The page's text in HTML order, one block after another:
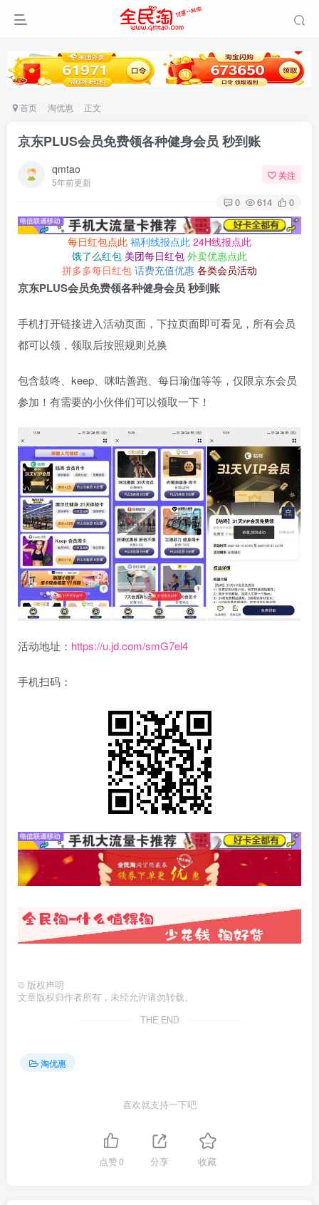
首页 淘优惠 正文
京东PLUS会员免费领各种健身会员 秒到账
qmtao
5年前更新
关注
0 614 0
每日红包点此 福利线报点此 24H线报点此
饿了么红包 美团每日红包 外卖优惠点此
拼多多每日红包 话费充值优惠 各类会员活动
京东PLUS会员免费领各种健身会员 秒到账
手机打开链接进入活动页面，下拉页面即可看见，所有会员
都可以领，领取后按照规则兑换
包含鼓咚、keep、咪咕善跑、每日瑜伽等等，仅限京东会员
参加！有需要的小伙伴们可以领取一下！
活动地址： https://u.jd.com/smG7el4
手机扫码：
© 版权声明
文章版权归作者所有，未经允许请勿转载。
THE END
淘优惠
喜欢就支持一下吧
点赞0 分享 收藏